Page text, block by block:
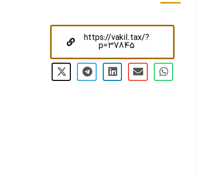
https://vakil.tax/?
p=37845